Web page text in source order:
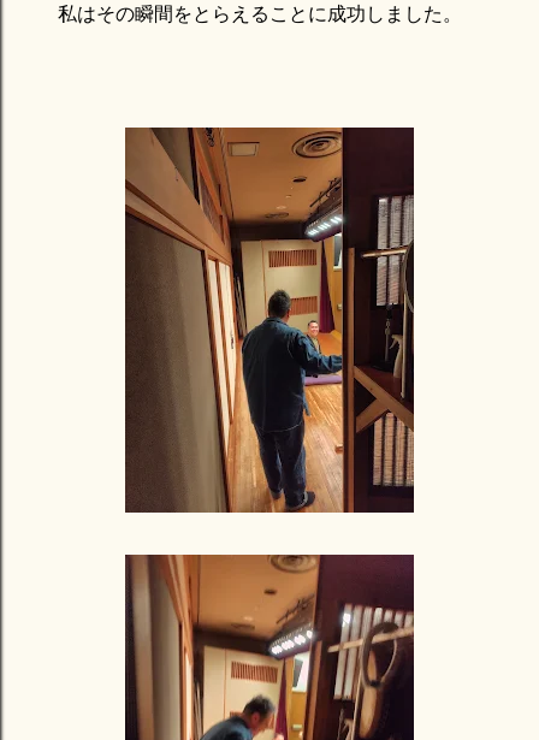
私はその瞬間をとらえることに成功しました。